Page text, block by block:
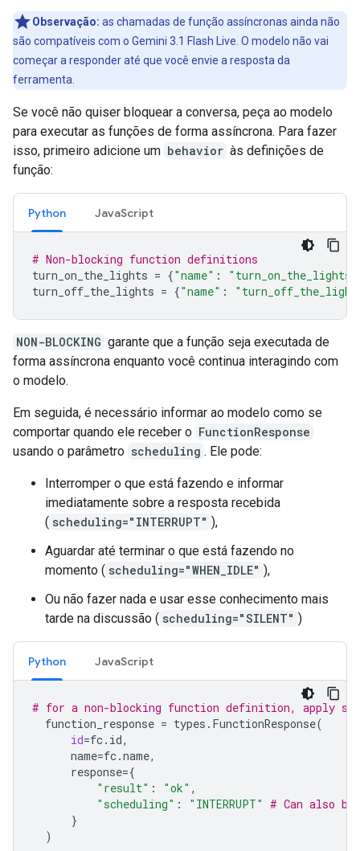
Observação: as chamadas de função assíncronas ainda não
são compatíveis com o Gemini 3.1 Flash Live. O modelo não vai
começar a responder até que você envie a resposta da
ferramenta.
Se você não quiser bloquear a conversa, peça ao modelo
para executar as funções de forma assíncrona. Para fazer
isso, primeiro adicione um behavior às definições de
função:
Python JavaScript
# Non-blocking function definitions
turn_on_the_lights = {"name" : "turn_on_the_lights"
turn_off_the_lights = {"name" :
NON-BLOCKING garante que a função seja executada de
forma assíncrona enquanto você continua interagindo com
o modelo.
Em seguida, é necessário informar ao modelo como se
comportar quando ele receber o FunctionResponse
usando o parâmetro scheduling . Ele pode:
Interromper o que está fazendo e informar
imediatamente sobre a resposta recebida
( scheduling="INTERRUPT" ),
Aguardar até terminar o que está fazendo no
momento ( scheduling="WHEN_IDLE" ),
Ou não fazer nada e usar esse conhecimento mais
tarde na discussão ( scheduling="SILENT" )
Python JavaScript
# for a non-blocking function definition, apply
function_response = types . FunctionResponse(
id=fc. id,
name=fc.name,
response={
"result" : "ok" ,
"scheduling" : "INTERRUPT" # Can also be
}
)